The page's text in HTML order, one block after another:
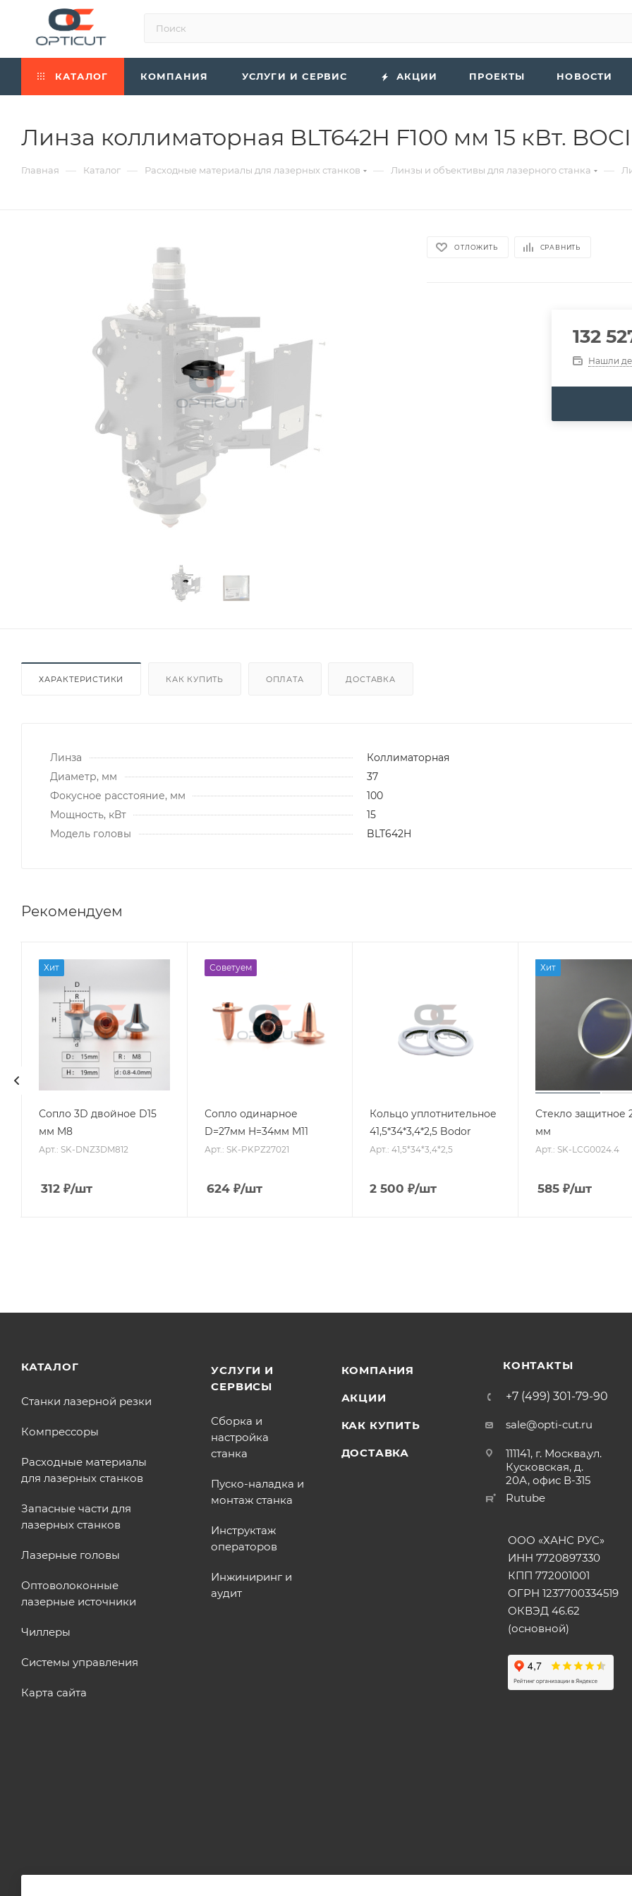
КАТАЛОГ КОМПАНИЯ УСЛУГИ И СЕРВИС АКЦИИ ПРОЕКТЫ НОВОСТИ
Линза коллиматорная BLT642H F100 мм 15 кВт.
Главная — Каталог — Расходные материалы для лазерных станков — Линзы и объективы для лазерного станка —
ОТЛОЖИТЬ СРАВНИТЬ
132
Нашли
ХАРАКТЕРИСТИКИ КАК КУПИТЬ ОПЛАТА ДОСТАВКА
Линза
Коллиматорная
Диаметр, мм
37
Фокусное расстояние, мм
100
Мощность, кВт
15
Модель головы
BLT642H
Рекомендуем
Хит
Сопло 3D двойное D15
мм M8
Арт.: SK-DNZ3DM812
312₽/шт
Советуем
Сопло одинарное
D=27мм H=34мм M11
Арт.: SK-PKPZ27021
624₽/шт
Кольцо уплотнительное
41,5*34*3,4*2,5 Bodor
Арт.: 41,5*34*3,4*2,5
2 500 ₽/шт
Хит
Стекло защитное
мм
Арт.: SK-LCG0024.4
585 ₽/шт
КАТАЛОГ
Станки лазерной резки
Компрессоры
Расходные материалы
для лазерных станков
Запасные части для
лазерных станков
Лазерные головы
Оптоволоконные
лазерные источники
Чиллеры
Системы управления
Карта сайта
УСЛУГИ И
СЕРВИСЫ
Сборка и
настройка
станка
Пуско-наладка и
монтаж станка
Инструктаж
операторов
Инжиниринг и
аудит
КОМПАНИЯ
АКЦИИ
КАК КУПИТЬ
ДОСТАВКА
КОНТАКТЫ
+7 (499) 301-79-90
sale@opti-cut.ru
111141, г. Москва,ул.
Кусковская, д.
20А, офис В-315
Rutube
ООО «ХАНС РУС»
ИНН 7720897330
КПП 772001001
ОГРН 1237700334519
ОКВЭД 46.62
(основной)